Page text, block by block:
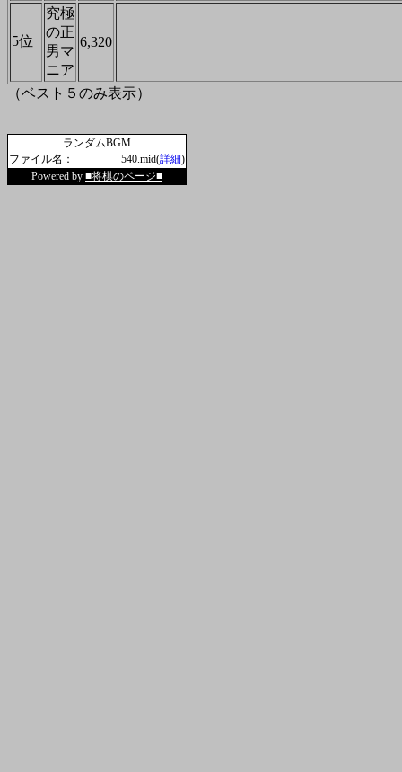
5位
究極
の正
男マ
ニア
6,320
（ベスト５のみ表示）
ランダムBGM
ファイル名：
540.mid(詳細)
Powered by ■将棋のページ■